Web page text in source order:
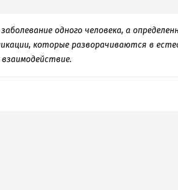
одного человека, а
которые разворачиваются в